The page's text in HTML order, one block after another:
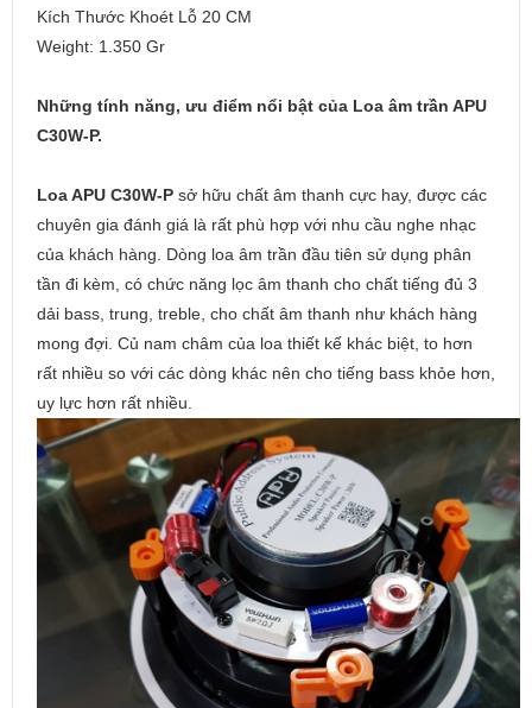
Kích Thước Khoét Lỗ 20 CM
Weight: 1.350 Gr
Những tính năng, ưu điểm nổi bật của Loa âm trần APU
C30W-P.
Loa APU C30W-P sở hữu chất âm thanh cực hay, được các
chuyên gia đánh giá là rất phù hợp với nhu cầu nghe nhạc
của khách hàng. Dòng loa âm trần đầu tiên sử dụng phân
tần đi kèm, có chức năng lọc âm thanh cho chất tiếng đủ 3
dải bass, trung, treble, cho chất âm thanh như khách hàng
mong đợi. Củ nam châm của loa thiết kế khác biệt, to hơn
rất nhiều so với các dòng khác nên cho tiếng bass khỏe hơn,
uy lực hơn rất nhiều.